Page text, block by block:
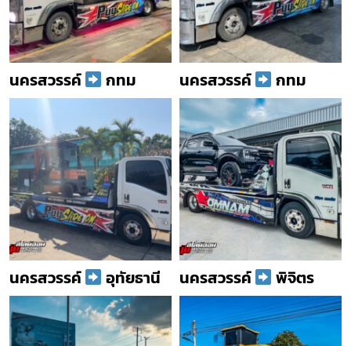
นครสวรรค์ กทม นครสวรรค์ กทม
นครสวรรค์ อุทัยธานี นครสวรรค์ พิจิตร